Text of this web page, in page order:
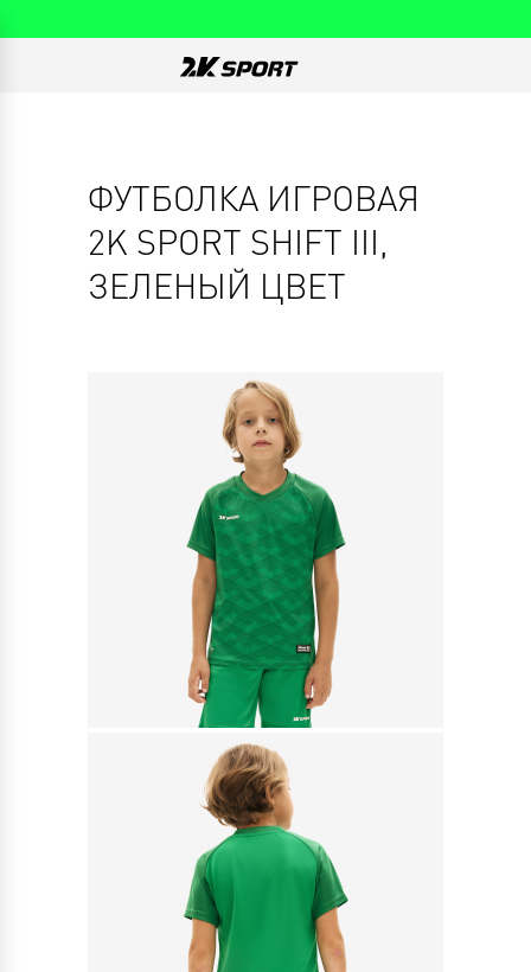
ФУТБОЛКА ИГРОВАЯ
2K SPORT SHIFT III,
ЗЕЛЕНЫЙ ЦВЕТ